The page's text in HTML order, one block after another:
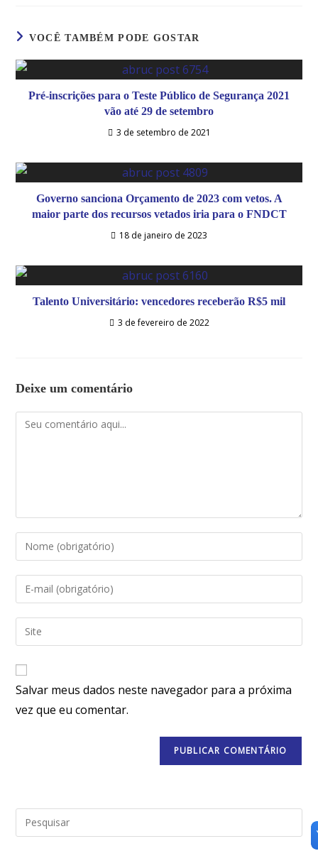
VOCÊ TAMBÉM PODE GOSTAR
Pré-inscrições para o Teste Público de Segurança 2021
vão até 29 de setembro
3 de setembro de 2021
Governo sanciona Orçamento de 2023 com vetos. A
maior parte dos recursos vetados iria para o FNDCT
18 de janeiro de 2023
Talento Universitário: vencedores receberão R$5 mil
3 de fevereiro de 2022
Deixe um comentário
Salvar meus dados neste navegador para a próxima
vez que eu comentar.